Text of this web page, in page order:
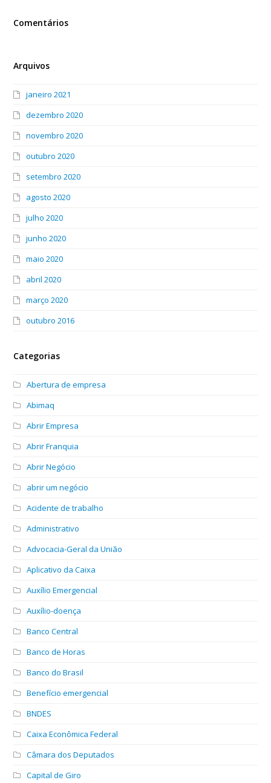
Comentários
Arquivos
janeiro 2021
dezembro 2020
novembro 2020
outubro 2020
setembro 2020
agosto 2020
julho 2020
junho 2020
maio 2020
abril 2020
março 2020
outubro 2016
Categorias
Abertura de empresa
Abimaq
Abrir Empresa
Abrir Franquia
Abrir Negócio
abrir um negócio
Acidente de trabalho
Administrativo
Advocacia-Geral da União
Aplicativo da Caixa
Auxílio Emergencial
Auxílio-doença
Banco Central
Banco de Horas
Banco do Brasil
Benefício emergencial
BNDES
Caixa Econômica Federal
Câmara dos Deputados
Capital de Giro